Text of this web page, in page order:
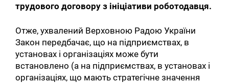
трудового договору з ініціативи роботодавця.
Отже, ухвалений Верховною Радою України
Закон передбачає, що на підприємствах, в
установах і організаціях може бути
встановлено (а на підприємствах, в установах і
організаціях, що мають стратегічне значення